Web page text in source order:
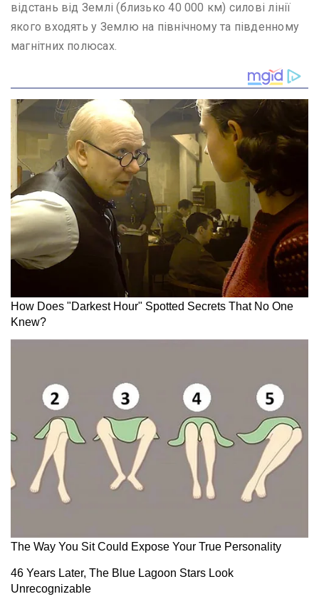
відстань від Землі (близько 40 000 км) силові лінії
якого входять у Землю на північному та південному
магнітних полюсах.